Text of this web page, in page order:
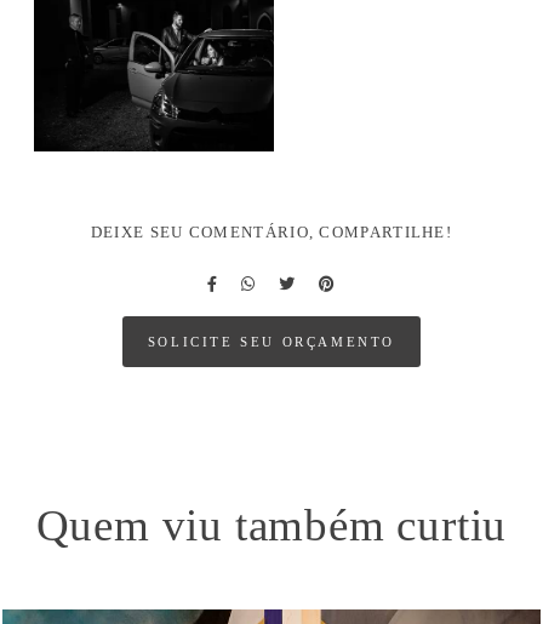
DEIXE SEU COMENTÁRIO, COMPARTILHE!
SOLICITE SEU ORÇAMENTO
Quem viu também curtiu